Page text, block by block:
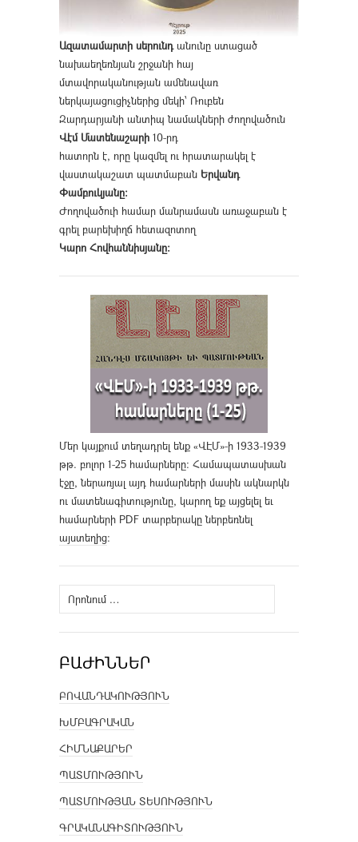
Ազատամարտի սերունդանունը ստացած
նախաեղեռնյան շրջանի հայ
մտավորականության ամենավառ
ներկայացուցիչներից մեկի՝ Ռուբեն
Զարդարյանի անտիպ նամակների ժողովածուն
Վէմ Մատենաշարի 10-րդ
հատորն է, որը կազմել ու հրատարակել է
վաստակաշատ պատմաբան Երվանդ
Փամբուկյանը։
Ժողովածուի համար մանրամասն առաջաբան է
գրել բարեխիղճ հետազոտող
Կարո Հովհաննիսյանը։
Մեր կայքում տեղադրել ենք «ՎԷՄ»-ի 1933-1939
թթ. բոլոր 1-25 համարները։ Համապատասխան
էջը, ներառյալ այդ համարների մասին ակնարկն
ու մատենագիտությունը, կարող եք այցելել եւ
համարների PDF տարբերակը ներբեռնել
այստեղից։
Որոնել՝
ԲԱԺԻՆՆԵՐ
ԲՈՎԱՆԴԱԿՈՒԹՅՈՒՆ
ԽՄԲԱԳՐԱԿԱՆ
ՀԻՄՆԱՔԱՐԵՐ
ՊԱՏՄՈՒԹՅՈՒՆ
ՊԱՏՄՈՒԹՅԱՆ ՏԵՍՈՒԹՅՈՒՆ
ԳՐԱԿԱՆԱԳԻՏՈՒԹՅՈՒՆ